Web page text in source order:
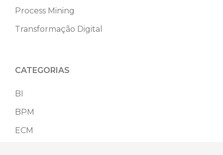
Process Mining
Transformação Digital
CATEGORIAS
BI
BPM
ECM